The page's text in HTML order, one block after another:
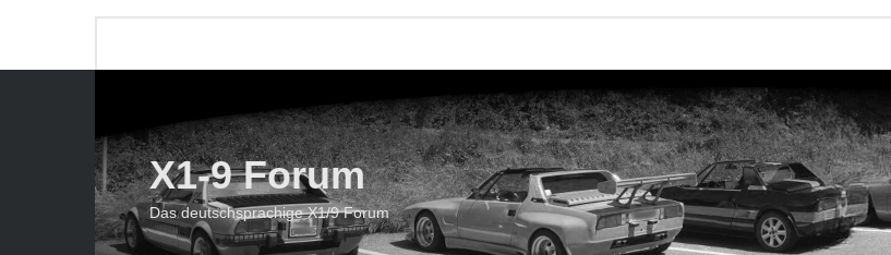
X1-9 Forum
Das deutschsprachige X1/9 Forum